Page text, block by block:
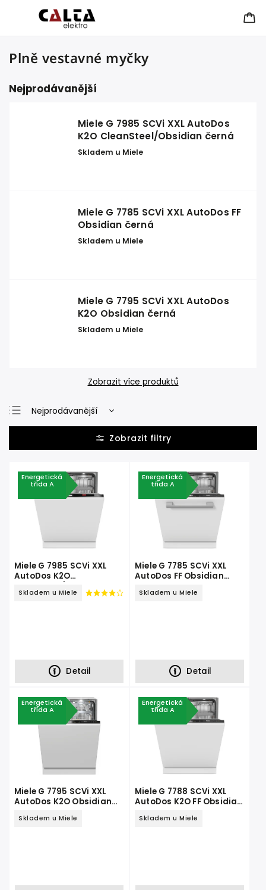
Plně vestavné myčky
Nejprodávanější
Miele G 7985 SCVi XXL AutoDos
K2O CleanSteel/Obsidian černá
Skladem u Miele
Miele G 7785 SCVi XXL AutoDos FF
Obsidian černá
Skladem u Miele
Miele G 7795 SCVi XXL AutoDos
K2O Obsidian černá
Skladem u Miele
Zobrazit více produktů
Nejprodávanější
Nejlevnější
Nejdražší
Energetická
třída A
Miele G 7985 SCVi XXL
AutoDos K2O
černá
Skladem u Miele
Detail
Energetická
třída A
Miele G 7785 SCVi XXL
AutoDos FF Obsidian
Skladem u Miele
Detail
Energetická
třída A
Miele G 7795 SCVi XXL
AutoDos K2O Obsidian
Skladem u Miele
Energetická
třída A
Miele G 7788 SCVi XXL
AutoDos K2O FF Obsidian
Skladem u Miele